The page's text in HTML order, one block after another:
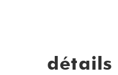
détails